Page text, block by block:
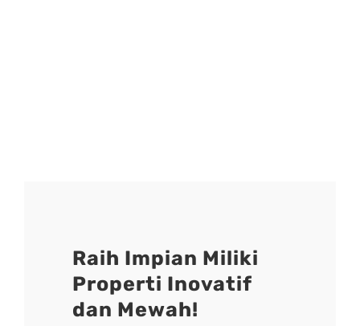
Raih Impian Miliki
Properti Inovatif
dan Mewah!